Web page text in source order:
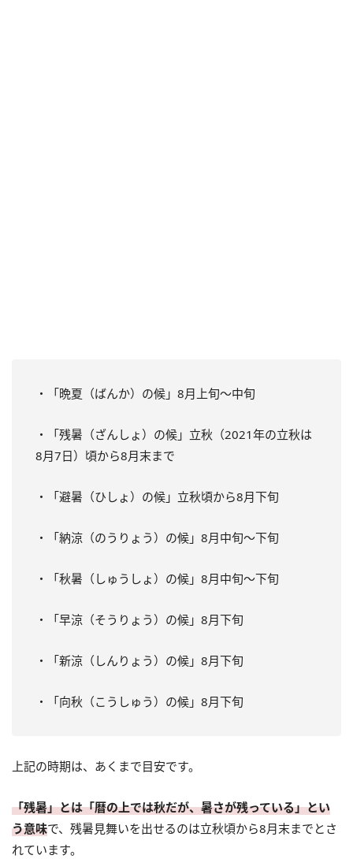
・「晩夏（ばんか）の候」8月上旬〜中旬
・「残暑（ざんしょ）の候」立秋（2021年の立秋は
8月7日）頃から8月末まで
・「避暑（ひしょ）の候」立秋頃から8月下旬
・「納涼（のうりょう）の候」8月中旬〜下旬
・「秋暑（しゅうしょ）の候」8月中旬〜下旬
・「早涼（そうりょう）の候」8月下旬
・「新涼（しんりょう）の候」8月下旬
・「向秋（こうしゅう）の候」8月下旬
上記の時期は、あくまで目安です。
「残暑」とは「暦の上では秋だが、暑さが残っている」とい
う意味で、残暑見舞いを出せるのは立秋頃から8月末までとさ
れています。